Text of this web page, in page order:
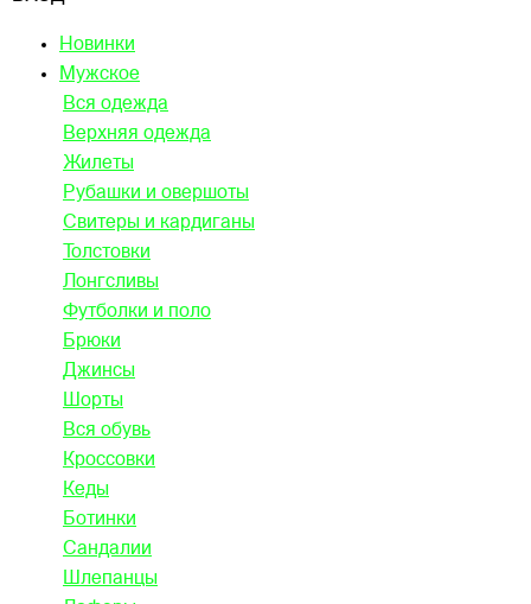
Новинки
Мужское
Вся одежда
Верхняя одежда
Жилеты
Рубашки и овершоты
Свитеры и кардиганы
Толстовки
Лонгсливы
Футболки и поло
Брюки
Джинсы
Шорты
Вся обувь
Кроссовки
Кеды
Ботинки
Сандалии
Шлепанцы